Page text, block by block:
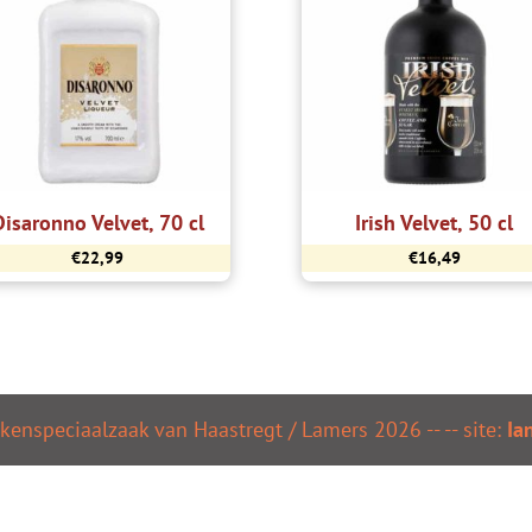
Velvet, 70 cl
€22,99
Irish Velvet, 50 cl
€16,49
van Haastregt / Lamers 2026 ---- site: